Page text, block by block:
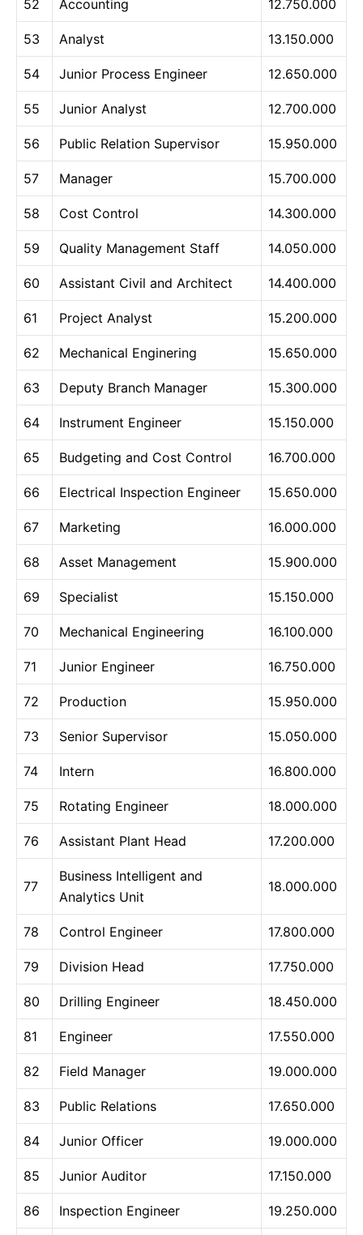
52 Accounting 12.750.000
53 Analyst 13.150.000
54 Junior Process Engineer 12.650.000
55 Junior Analyst 12.700.000
56 Public Relation Supervisor 15.950.000
57 Manager 15.700.000
58 Cost Control 14.300.000
59 Quality Management Staff 14.050.000
60 Assistant Civil and Architect 14.400.000
61 Project Analyst 15.200.000
62 Mechanical Enginering 15.650.000
63 Deputy Branch Manager 15.300.000
64 Instrument Engineer 15.150.000
65 Budgeting and Cost Control 16.700.000
66 Electrical Inspection Engineer 15.650.000
67 Marketing 16.000.000
68 Asset Management 15.900.000
69 Specialist 15.150.000
70 Mechanical Engineering 16.100.000
71 Junior Engineer 16.750.000
72 Production 15.950.000
73 Senior Supervisor 15.050.000
74 Intern 16.800.000
75 Rotating Engineer 18.000.000
76 Assistant Plant Head 17.200.000
77
Business Intelligent and
Analytics Unit
18.000.000
78 Control Engineer 17.800.000
79 Division Head 17.750.000
80 Drilling Engineer 18.450.000
81 Engineer 17.550.000
82 Field Manager 19.000.000
83 Public Relations 17.650.000
84 Junior Officer 19.000.000
85 Junior Auditor 17.150.000
86 Inspection Engineer 19.250.000